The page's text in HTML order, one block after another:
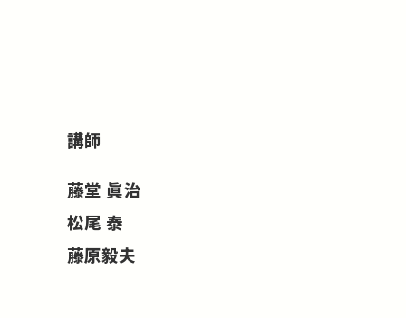
講師
藤堂 眞治
松尾 泰
藤原毅夫